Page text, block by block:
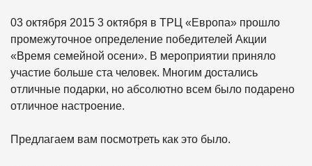
03 октября 2015 3 октября в ТРЦ «Европа» прошло
промежуточное определение победителей Акции
«Время семейной осени». В мероприятии приняло
участие больше ста человек. Многим достались
отличные подарки, но абсолютно всем было подарено
отличное настроение.
Предлагаем вам посмотреть как это было.